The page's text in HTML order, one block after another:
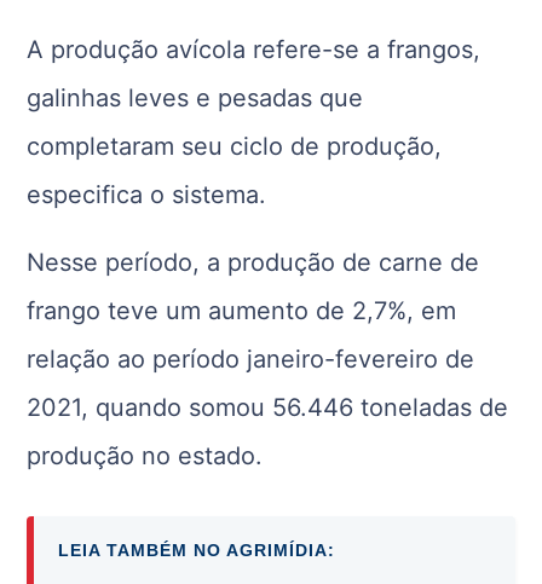
A produção avícola refere-se a frangos,
galinhas leves e pesadas que
completaram seu ciclo de produção,
especifica o sistema.
Nesse período, a produção de carne de
frango teve um aumento de 2,7%, em
relação ao período janeiro-fevereiro de
2021, quando somou 56.446 toneladas de
produção no estado.
LEIA TAMBÉM NO AGRIMÍDIA: